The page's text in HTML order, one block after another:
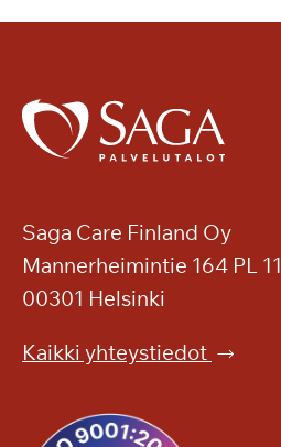
Saga Care Finland Oy
Mannerheimintie 164 PL 11
00301 Helsinki
Kaikki yhteystiedot